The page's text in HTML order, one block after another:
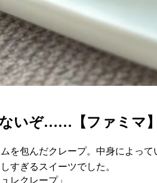
いぞ……【ファミマ
を包んだクレープ。中身によっ
すぎるスイーツでした。
レクレープ」